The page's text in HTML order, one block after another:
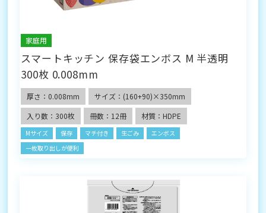
家庭用
スマートキッチン 保存袋エンボス M 半透明
300枚 0.008mm
厚さ：0.008mm
サイズ：(160+90)×350mm
入り数：300枚
冊数：12冊 材質：HDPE
Mサイズ 保存 マチ付き 生ごみ
エンボス
一枚取り出しが便利